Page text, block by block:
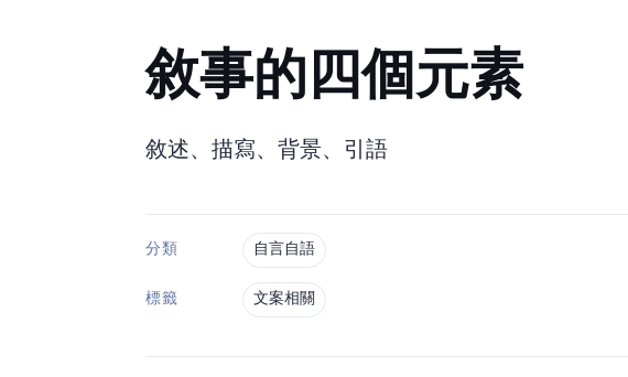
敘事的四個元素
敘述、描寫、背景、引語
分類 自言自語
標籤 文案相關